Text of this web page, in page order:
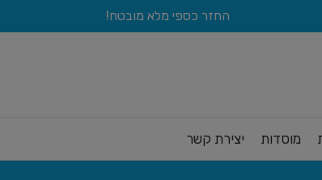
החזר כספי מלא מובטח!
מוסדות יצירת קשר